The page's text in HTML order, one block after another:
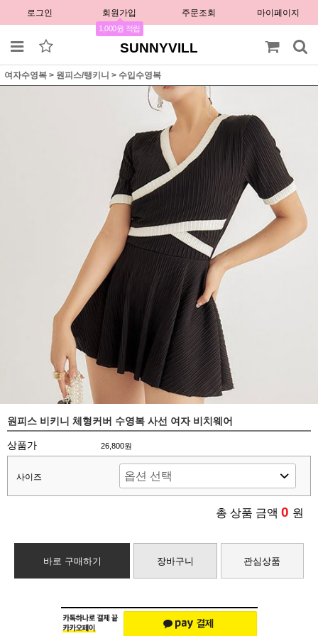
로그인 회원가입
1,000원 적립
주문조회 마이페이지
SUNNYVILL
여자수영복 > 원피스/탱키니 > 수입수영복
원피스 비키니 체형커버 수영복 사선 여자 비치웨어
상품가 26,800원
사이즈
총 상품 금액 0 원
바로 구매하기 장바구니 관심상품